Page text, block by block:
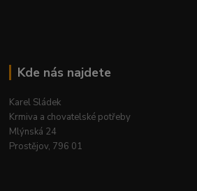
Kde nás najdete
Karel Sládek
Krmiva a chovatelské potřeby
Mlýnská 24
Prostějov, 796 01